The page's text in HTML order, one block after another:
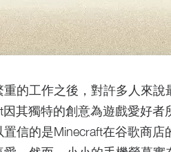
重的工作之後，對許多人來
因其獨特的創意為遊戲愛好
置信的是Minecraft在谷歌商